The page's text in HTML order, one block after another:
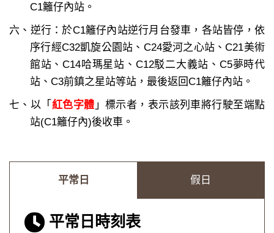
C1籬仔內站。
六、逆行：於C1籬仔內站逆行月台發車，各站皆停，依
序行經C32凱旋公園站、C24愛河之心站、C21美術
館站、C14哈瑪星站、C12駁二大義站、C5夢時代
站、C3前鎮之星站等站，最後返回C1籬仔內站。
七、以「 紅色字體 」標示者，表示該列車將行駛至端點
站(C1籬仔內)後收車。
平常日 假日
平常日時刻表